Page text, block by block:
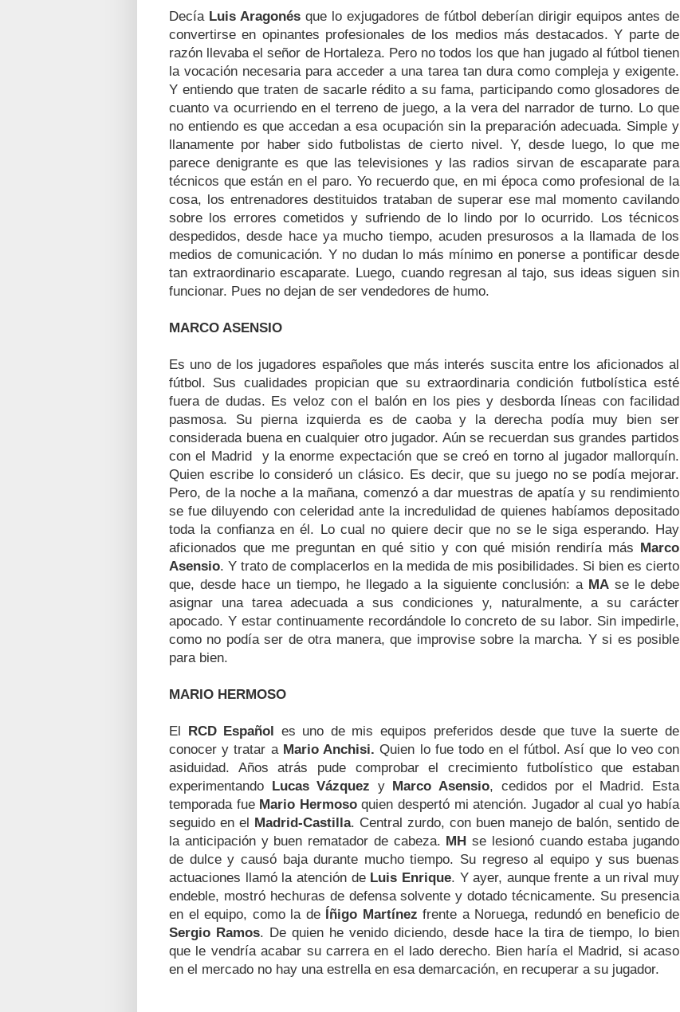
Decía Luis Aragonés que lo exjugadores de fútbol deberían dirigir equipos antes de
convertirse en opinantes profesionales de los medios más destacados. Y parte de
razón llevaba el señor de Hortaleza. Pero no todos los que han jugado al fútbol tienen
la vocación necesaria para acceder a una tarea tan dura como compleja y exigente.
Y entiendo que traten de sacarle rédito a su fama, participando como glosadores de
cuanto va ocurriendo en el terreno de juego, a la vera del narrador de turno. Lo que
no entiendo es que accedan a esa ocupación sin la preparación adecuada. Simple y
llanamente por haber sido futbolistas de cierto nivel. Y, desde luego, lo que me
parece denigrante es que las televisiones y las radios sirvan de escaparate para
técnicos que están en el paro. Yo recuerdo que, en mi época como profesional de la
cosa, los entrenadores destituidos trataban de superar ese mal momento cavilando
sobre los errores cometidos y sufriendo de lo lindo por lo ocurrido. Los técnicos
despedidos, desde hace ya mucho tiempo, acuden presurosos a la llamada de los
medios de comunicación. Y no dudan lo más mínimo en ponerse a pontificar desde
tan extraordinario escaparate. Luego, cuando regresan al tajo, sus ideas siguen sin
funcionar. Pues no dejan de ser vendedores de humo.
MARCO ASENSIO
Es uno de los jugadores españoles que más interés suscita entre los aficionados al
fútbol. Sus cualidades propician que su extraordinaria condición futbolística esté
fuera de dudas. Es veloz con el balón en los pies y desborda líneas con facilidad
pasmosa. Su pierna izquierda es de caoba y la derecha podía muy bien ser
considerada buena en cualquier otro jugador. Aún se recuerdan sus grandes partidos
con el Madrid y la enorme expectación que se creó en torno al jugador mallorquín.
Quien escribe lo consideró un clásico. Es decir, que su juego no se podía mejorar.
Pero, de la noche a la mañana, comenzó a dar muestras de apatía y su rendimiento
se fue diluyendo con celeridad ante la incredulidad de quienes habíamos depositado
toda la confianza en él. Lo cual no quiere decir que no se le siga esperando. Hay
aficionados que me preguntan en qué sitio y con qué misión rendiría más Marco
Asensio. Y trato de complacerlos en la medida de mis posibilidades. Si bien es cierto
que, desde hace un tiempo, he llegado a la siguiente conclusión: a MA se le debe
asignar una tarea adecuada a sus condiciones y, naturalmente, a su carácter
apocado. Y estar continuamente recordándole lo concreto de su labor. Sin impedirle,
como no podía ser de otra manera, que improvise sobre la marcha. Y si es posible
para bien.
MARIO HERMOSO
El RCD Español es uno de mis equipos preferidos desde que tuve la suerte de
conocer y tratar a Mario Anchisi.Quien lo fue todo en el fútbol. Así que lo veo con
asiduidad. Años atrás pude comprobar el crecimiento futbolístico que estaban
experimentando Lucas Vázquez y Marco Asensio, cedidos por el Madrid. Esta
temporada fue Mario Hermosoquien despertó mi atención. Jugador al cual yo había
seguido en el Madrid-Castilla. Central zurdo, con buen manejo de balón, sentido de
la anticipación y buen rematador de cabeza. MH se lesionó cuando estaba jugando
de dulce y causó baja durante mucho tiempo. Su regreso al equipo y sus buenas
actuaciones llamó la atención de Luis Enrique. Y ayer, aunque frente a un rival muy
endeble, mostró hechuras de defensa solvente y dotado técnicamente. Su presencia
en el equipo, como la de Íñigo Martínez frente a Noruega, redundó en beneficio de
Sergio Ramos. De quien he venido diciendo, desde hace la tira de tiempo, lo bien
que le vendría acabar su carrera en el lado derecho. Bien haría el Madrid, si acaso
en el mercado no hay una estrella en esa demarcación, en recuperar a su jugador.